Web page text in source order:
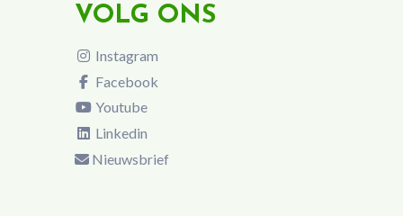
VOLG ONS
Instagram
Facebook
Youtube
Linkedin
Nieuwsbrief